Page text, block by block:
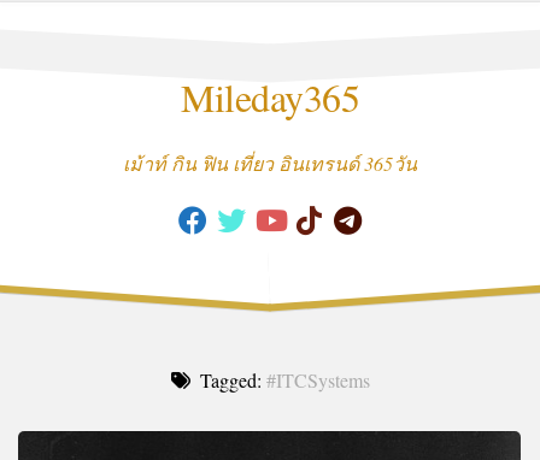
Mileday365
เม้าท์ กิน ฟิน เที่ยว อินเทรนด์ 365วัน
Tagged: #ITCSystems